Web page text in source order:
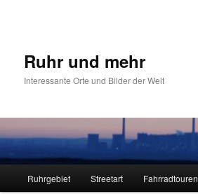
Ruhr und mehr
Interessante Orte und Bilder der Welt
Ruhrgebiet Streetart Fahrradtouren